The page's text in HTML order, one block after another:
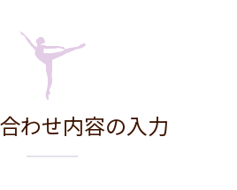
わせ内容の入力